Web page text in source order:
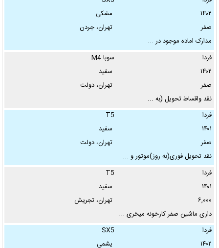
۱۴۰۲
مشکی
صفر
تهران، جردن
مدارک اماده موجود در ...
فردا
سوبا M4
۱۴۰۲
سفید
صفر
تهران، دولت
نقد واقساط تحویل (به ...
فردا
T5
۱۴۰۱
سفید
صفر
تهران، دولت
نقد تحویل فوری(به روز)موتور و ...
فردا
T5
۱۴۰۱
سفید
۶,۰۰۰
تهران، تجریش
داری ماشین صفر کارخونه میخری ...
فردا
SX5
۱۴۰۲
یشمی